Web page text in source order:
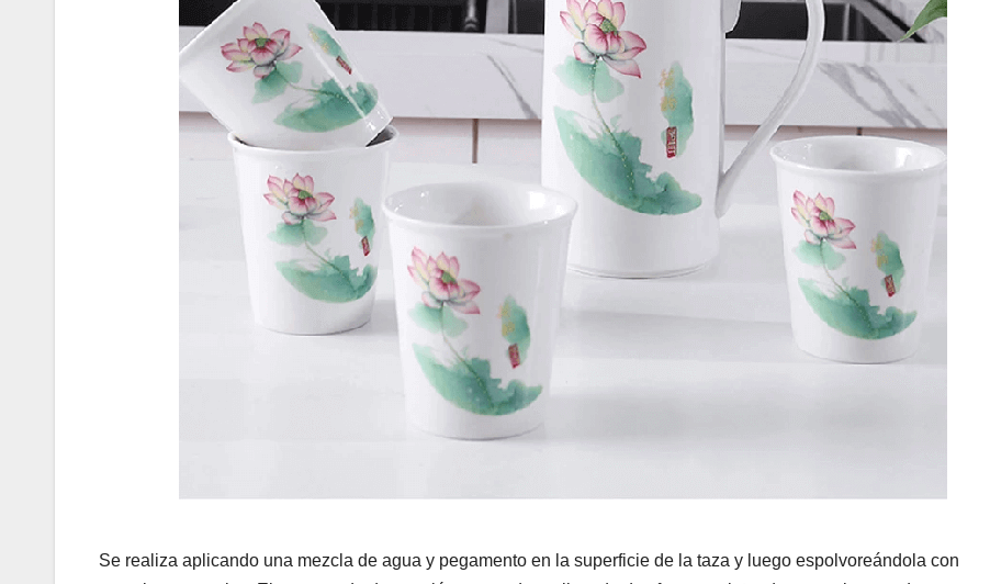
Se realiza aplicando una mezcla de agua y pegamento en la superficie de la taza y luego espolvoreándola con